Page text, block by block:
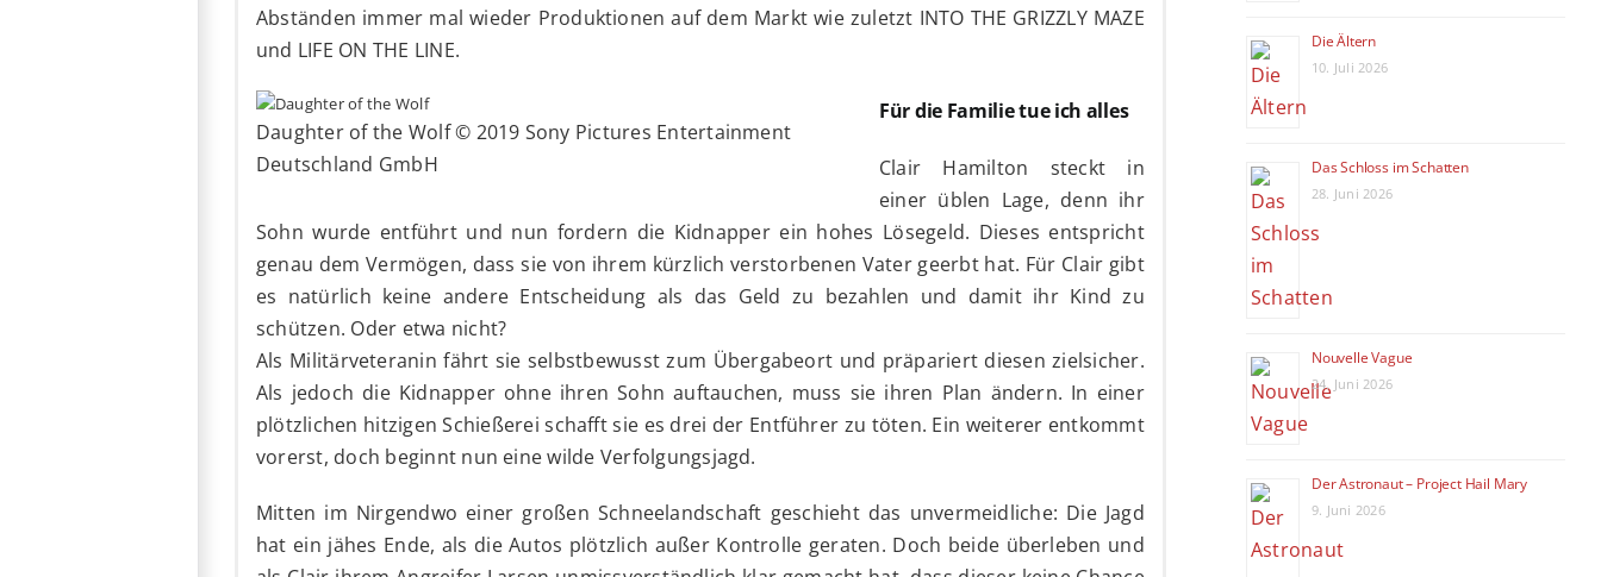
Abständen immer mal wieder Produktionen auf dem Markt wie zuletzt INTO THE GRIZZLY MAZE
und LIFE ON THE LINE.
Daughter of the Wolf © 2019 Sony Pictures Entertainment
Deutschland GmbH
Für die Familie tue ich alles
Clair Hamilton steckt in
einer üblen Lage, denn ihr
Sohn wurde entführt und nun fordern die Kidnapper ein hohes Lösegeld. Dieses entspricht
genau dem Vermögen, dass sie von ihrem kürzlich verstorbenen Vater geerbt hat. Für Clair gibt
es natürlich keine andere Entscheidung als das Geld zu bezahlen und damit ihr Kind zu
schützen. Oder etwa nicht?
Als Militärveteranin fährt sie selbstbewusst zum Übergabeort und präpariert diesen zielsicher.
Als jedoch die Kidnapper ohne ihren Sohn auftauchen, muss sie ihren Plan ändern. In einer
plötzlichen hitzigen Schießerei schafft sie es drei der Entführer zu töten. Ein weiterer entkommt
vorerst, doch beginnt nun eine wilde Verfolgungsjagd.
Mitten im Nirgendwo einer großen Schneelandschaft geschieht das unvermeidliche: Die Jagd
hat ein jähes Ende, als die Autos plötzlich außer Kontrolle geraten. Doch beide überleben und
Die Ältern
10. Juli 2026
Das Schloss im Schatten
28. Juni 2026
Nouvelle Vague
24. Juni 2026
Der Astronaut – Project Hail Mary
9. Juni 2026